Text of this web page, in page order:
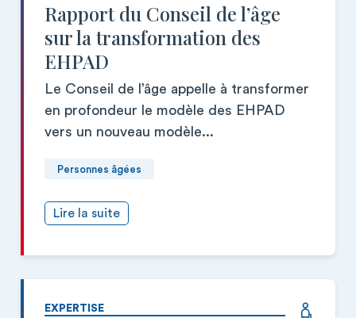
Rapport du Conseil de l’âge
sur la transformation des
EHPAD
Le Conseil de l’âge appelle à transformer
en profondeur le modèle des EHPAD
vers un nouveau modèle...
Personnes âgées
Lire la suite
EXPERTISE